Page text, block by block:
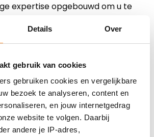
Details Over
gebruik van cookies
gebruiken cookies en vergelijkbare
bezoek te analyseren, content en
en jouw internetgedrag
website te volgen. Daarbij
andere je IP-adres,
expertise opgebouwd om u te
experts staat dagelijks klaar
de betaalmethode Billink.
Direct shoppen
Naar winkels